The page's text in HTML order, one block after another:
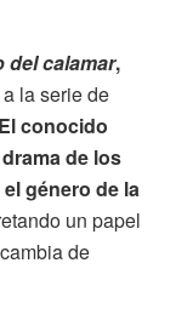
del calamar,
la serie de
El conocido
de los
género de la
un papel
de